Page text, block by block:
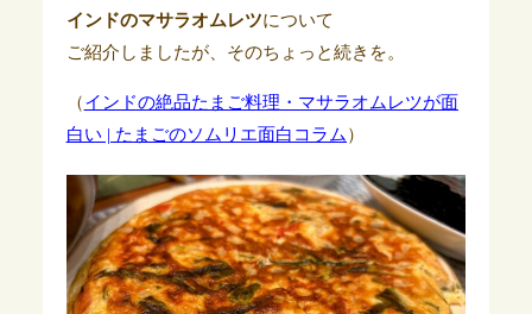
インドのマサラオムレツについて
ご紹介しましたが、そのちょっと続きを。
（インドの絶品たまご料理・マサラオムレツが面
白い | たまごのソムリエ面白コラム）